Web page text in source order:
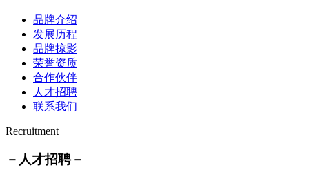
品牌介绍
发展历程
品牌掠影
荣誉资质
合作伙伴
人才招聘
联系我们
Recruitment
－人才招聘－